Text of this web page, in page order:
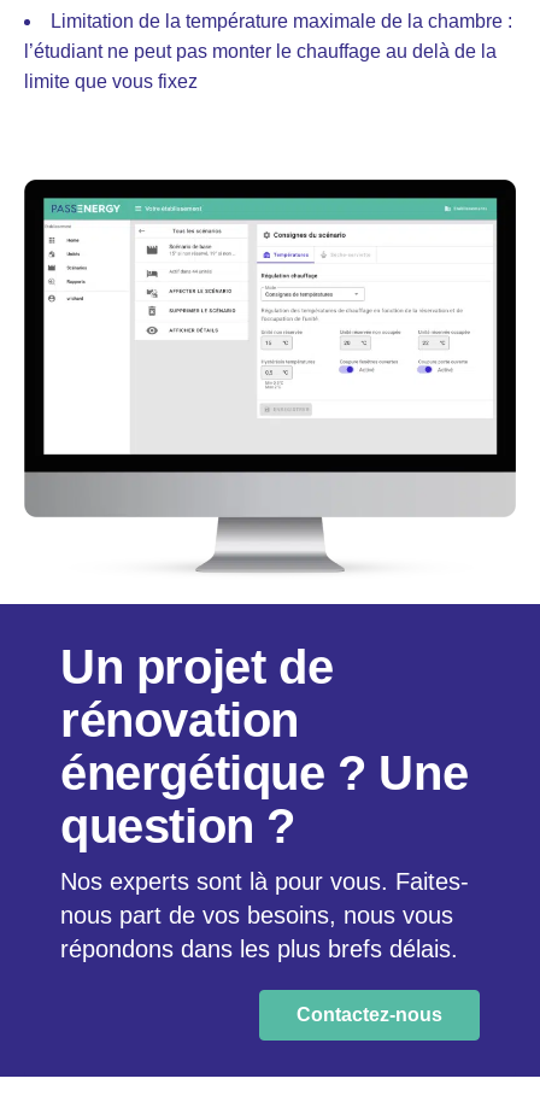
Limitation de la température maximale de la chambre :
l’étudiant ne peut pas monter le chauffage au delà de la
limite que vous fixez
Un projet de
rénovation
énergétique ? Une
question ?
Nos experts sont là pour vous. Faites-
nous part de vos besoins, nous vous
répondons dans les plus brefs délais.
Contactez-nous